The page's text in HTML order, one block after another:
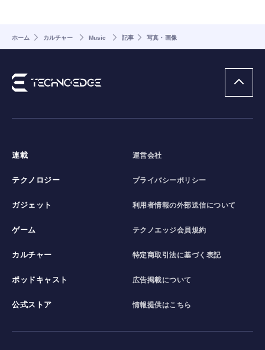
ホーム カルチャー Music 記事 写真・画像
連載
テクノロジー
ガジェット
ゲーム
カルチャー
ポッドキャスト
公式ストア
運営会社
プライバシーポリシー
利用者情報の外部送信について
テクノエッジ会員規約
特定商取引法に基づく表記
広告掲載について
情報提供はこちら